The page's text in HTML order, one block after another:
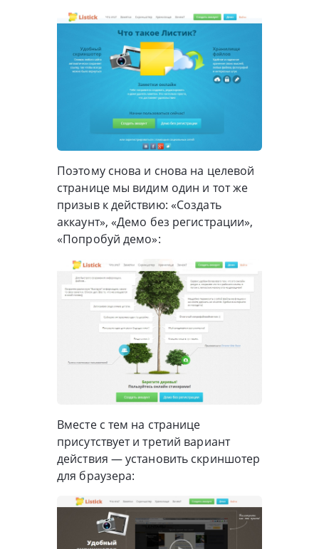
Поэтому снова и снова на целевой
странице мы видим один и тот же
призыв к действию: «Создать
аккаунт», «Демо без регистрации»,
«Попробуй демо»:
Вместе с тем на странице
присутствует и третий вариант
действия — установить скриншотер
для браузера: